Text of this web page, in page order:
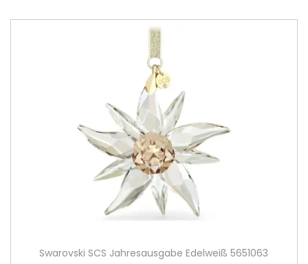
Swarovski SCS Jahresausgabe Edelweiß 5651063